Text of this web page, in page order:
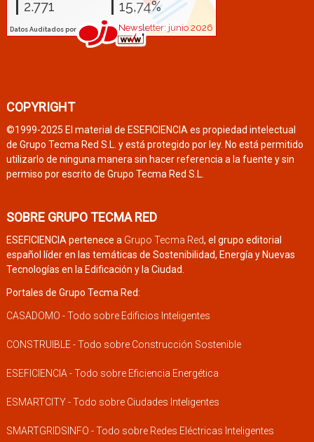
COPYRIGHT
©1999-2025 El material de ESEFICIENCIA es propiedad intelectual
de Grupo Tecma Red S.L. y está protegido por ley. No está permitido
utilizarlo de ninguna manera sin hacer referencia a la fuente y sin
permiso por escrito de Grupo Tecma Red S.L.
SOBRE GRUPO TECMA RED
ESEFICIENCIA pertenece a Grupo Tecma Red, el grupo editorial
español líder en las temáticas de Sostenibilidad, Energía y Nuevas
Tecnologías en la Edificación y la Ciudad.
Portales de Grupo Tecma Red:
CASADOMO - Todo sobre Edificios Inteligentes
CONSTRUIBLE - Todo sobre Construcción Sostenible
ESEFICIENCIA - Todo sobre Eficiencia Energética
ESMARTCITY - Todo sobre Ciudades Inteligentes
SMARTGRIDSINFO - Todo sobre Redes Eléctricas Inteligentes